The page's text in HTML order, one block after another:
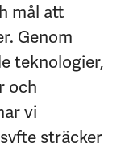
mål att
Genom
teknologier,
och
vi
sträcker